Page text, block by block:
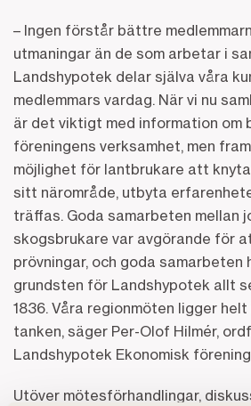
– Ingen förstår bättre
utmaningar än de som arbetar i
Landshypotek delar själva våra
medlemmars vardag. När vi nu
är det viktigt med information om
föreningens verksamhet, men
möjlighet för lantbrukare att
sitt närområde, utbyta
träffas. Goda samarbeten mellan
skogsbrukare var avgörande för
prövningar, och goda samarbeten
grundsten för Landshypotek allt
1836. Våra regionmöten ligger helt
tanken, säger Per-Olof Hilmér,
Landshypotek Ekonomisk
Utöver mötesförhandlingar,